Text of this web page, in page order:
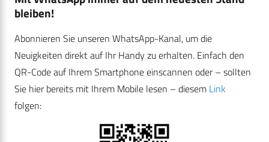
bleiben!
Abonnieren Sie unseren WhatsApp-Kanal, um die
Neuigkeiten direkt auf Ihr Handy zu erhalten. Einfach den
QR-Code auf Ihrem Smartphone einscannen oder – sollten
Sie hier bereits mit Ihrem Mobile lesen – diesem Link
folgen: